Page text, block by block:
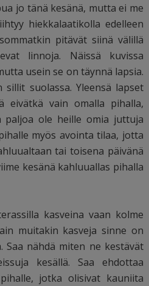
jo tänä kesänä, mutta ei me
hiekkalaatikolla edelleen
pitävät siinä välillä
linnoja. Näissä kuvissa
usein se on täynnä lapsia.
suolassa. Yleensä lapset
eivätkä vain omalla pihalla,
ole heille omia juttuja
myös avointa tilaa, jotta
tai toisena päivänä
kesänä kahluuallas pihalla
kasveina vaan kolme
muitakin kasveja sinne on
nähdä miten ne kestävät
kesällä. Saa ehdottaa
jotka olisivat kauniita